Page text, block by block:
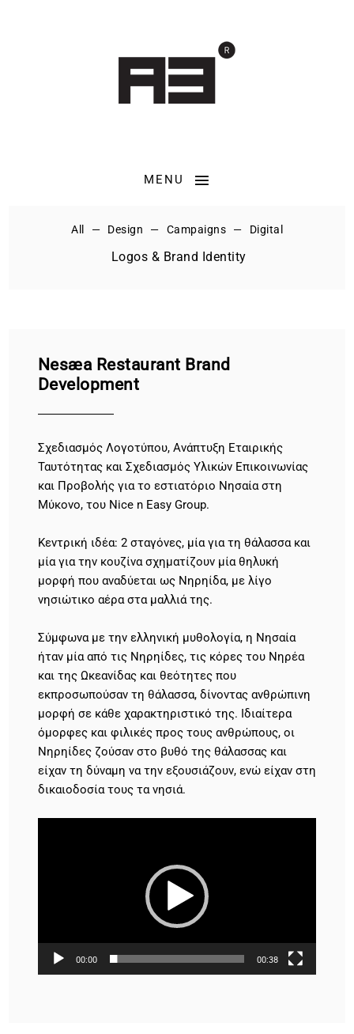
MENU
All Design Campaigns Digital
Logos & Brand Identity
Nesæa Restaurant Brand
Development
Σχεδιασμός Λογοτύπου, Ανάπτυξη Εταιρικής
Ταυτότητας και Σχεδιασμός Υλικών Επικοινωνίας
και Προβολής για το εστιατόριο Νησαία στη
Μύκονο, του Nice n Easy Group.
Κεντρική ιδέα: 2 σταγόνες, μία για τη θάλασσα και
μία για την κουζίνα σχηματίζουν μία θηλυκή
μορφή που αναδύεται ως Νηρηίδα, με λίγο
νησιώτικο αέρα στα μαλλιά της.
Σύμφωνα με την ελληνική μυθολογία, η Νησαία
ήταν μία από τις Νηρηίδες, τις κόρες του Νηρέα
και της Ωκεανίδας και θεότητες που
εκπροσωπούσαν τη θάλασσα, δίνοντας ανθρώπινη
μορφή σε κάθε χαρακτηριστικό της. Ιδιαίτερα
όμορφες και φιλικές προς τους ανθρώπους, οι
Νηρηίδες ζούσαν στο βυθό της θάλασσας και
είχαν τη δύναμη να την εξουσιάζουν, ενώ είχαν στη
δικαιοδοσία τους τα νησιά.
00:00 00:38